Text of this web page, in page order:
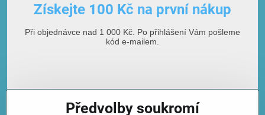
Získejte 100 Kč na první nákup
Při objednávce nad 1 000 Kč. Po přihlášení Vám pošleme
kód e-mailem.
Předvolby soukromí